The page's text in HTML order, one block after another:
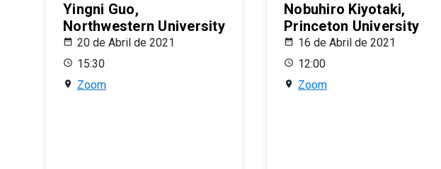
Yingni Guo,
Northwestern University
20 de Abril de 2021
15:30
Zoom
Nobuhiro Kiyotaki,
Princeton University
16 de Abril de 2021
12:00
Zoom